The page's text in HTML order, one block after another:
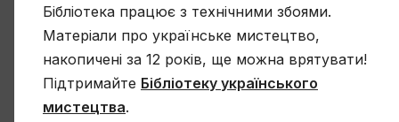
По кутах аркуша намальовано подвійні
закрутки, подібні до рогів барана, а по самому
краю листа слідує хвиляста лінія з цяточками.
Бібліотека працює з технічними збоями.
Матеріали про українське мистецтво,
накопичені за 12 років, ще можна врятувати!
Підтримайте Бібліотеку українського
мистецтва.